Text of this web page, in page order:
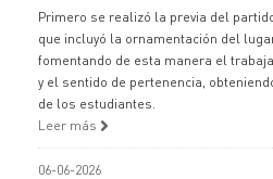
Primero se realizó la previa del
que incluyó la ornamentación del
fomentando de esta manera el
y el sentido de pertenencia,
de los estudiantes.
Leer más
06-06-2026